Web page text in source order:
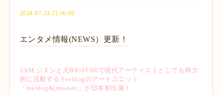
2024-07-24 21:00:00
エンタメ情報(NEWS）更新！
2AM ジヌンと元BIGSTARで現代アーティストとしても精力
的に活動する Feeldogのアートユニット
「feeldog&jinwoon」が日本初出展！